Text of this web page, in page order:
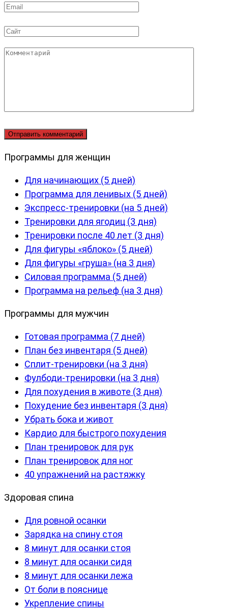
Email
Сайт
Комментарий
Программы для женщин
Для начинающих (5 дней)
Программа для ленивых (5 дней)
Экспресс-тренировки (на 5 дней)
Тренировки для ягодиц (3 дня)
Тренировки после 40 лет (3 дня)
Для фигуры «яблоко» (5 дней)
Для фигуры «груша» (на 3 дня)
Силовая программа (5 дней)
Программа на рельеф (на 3 дня)
Программы для мужчин
Готовая программа (7 дней)
План без инвентаря (5 дней)
Сплит-тренировки (на 3 дня)
Фулбоди-тренировки (на 3 дня)
Для похудения в животе (3 дня)
Похудение без инвентаря (3 дня)
Убрать бока и живот
Кардио для быстрого похудения
План тренировок для рук
План тренировок для ног
40 упражнений на растяжку
Здоровая спина
Для ровной осанки
Зарядка на спину стоя
8 минут для осанки стоя
8 минут для осанки сидя
8 минут для осанки лежа
От боли в пояснице
Укрепление спины